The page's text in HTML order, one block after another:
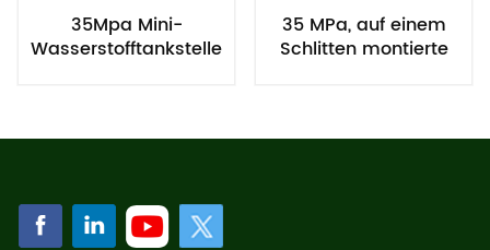
35Mpa Mini-
Wasserstofftankstelle
35 MPa, auf einem
Schlitten montierte